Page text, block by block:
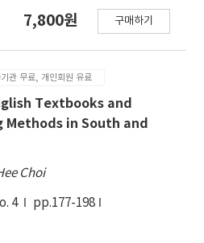
7,800원 구매하기
관 무료, 개인회원 유료
Textbooks and
Methods in South and
Choi
4
pp.177-198